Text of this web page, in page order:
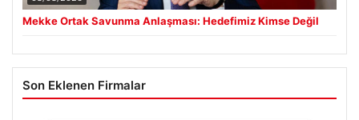
Mekke Ortak Savunma Anlaşması: Hedefimiz Kimse Değil
Son Eklenen Firmalar